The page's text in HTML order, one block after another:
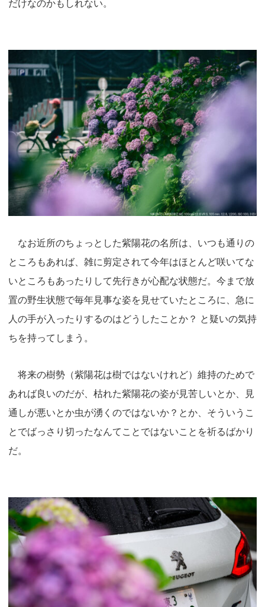
だけなのかもしれない。
なお近所のちょっとした紫陽花の名所は、いつも通りの
ところもあれば、雑に剪定されて今年はほとんど咲いてな
いところもあったりして先行きが心配な状態だ。今まで放
置の野生状態で毎年見事な姿を見せていたところに、急に
人の手が入ったりするのはどうしたことか？ と疑いの気持
ちを持ってしまう。
将来の樹勢（紫陽花は樹ではないけれど）維持のためで
あれば良いのだが、枯れた紫陽花の姿が見苦しいとか、見
通しが悪いとか虫が湧くのではないか？とか、そういうこ
とでばっさり切ったなんてことではないことを祈るばかり
だ。